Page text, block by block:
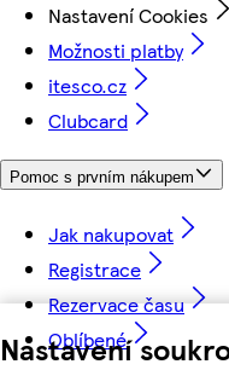
Nastavení
Nastavení Cookies
Možnosti platby
itesco.cz
Clubcard
Pomoc s prvním nákupem
Jak nakupovat
Registrace
Rezervace času
Oblíbené